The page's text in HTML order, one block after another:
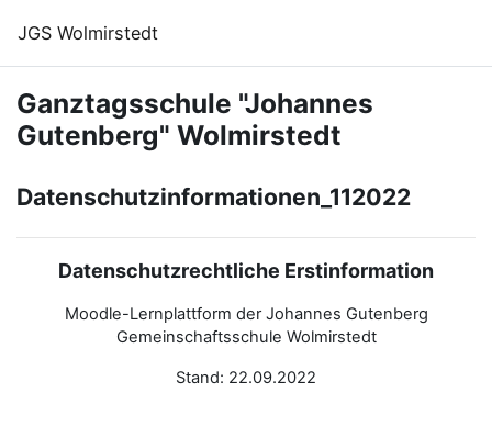
JGS Wolmirstedt
Ganztagsschule "Johannes
Gutenberg" Wolmirstedt
Datenschutzinformationen_112022
Datenschutzrechtliche Erstinformation
Moodle-Lernplattform der Johannes Gutenberg
Gemeinschaftsschule Wolmirstedt
Stand: 22.09.2022